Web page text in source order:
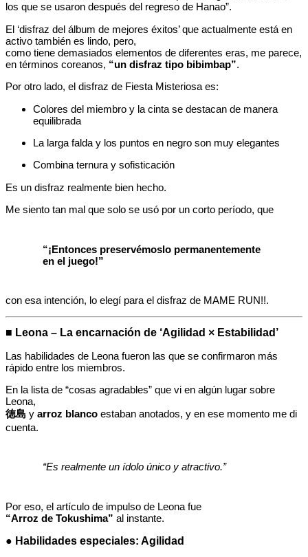
los que se usaron después del regreso de Hanao”.
El ‘disfraz del álbum de mejores éxitos’ que actualmente está en
activo también es lindo, pero,
como tiene demasiados elementos de diferentes eras, me parece,
en términos coreanos, “un disfraz tipo bibimbap”.
Por otro lado, el disfraz de Fiesta Misteriosa es:
Colores del miembro y la cinta se destacan de manera
equilibrada
La larga falda y los puntos en negro son muy elegantes
Combina ternura y sofisticación
Es un disfraz realmente bien hecho.
Me siento tan mal que solo se usó por un corto período, que
“¡Entonces preservémoslo permanentemente
en el juego!”
con esa intención, lo elegí para el disfraz de MAME RUN!!.
■ Leona – La encarnación de ‘Agilidad × Estabilidad’
Las habilidades de Leona fueron las que se confirmaron más
rápido entre los miembros.
En la lista de “cosas agradables” que vi en algún lugar sobre
Leona,
徳島 y arroz blanco estaban anotados, y en ese momento me di
cuenta.
“Es realmente un ídolo único y atractivo.”
Por eso, el artículo de impulso de Leona fue
“Arroz de Tokushima” al instante.
● Habilidades especiales: Agilidad